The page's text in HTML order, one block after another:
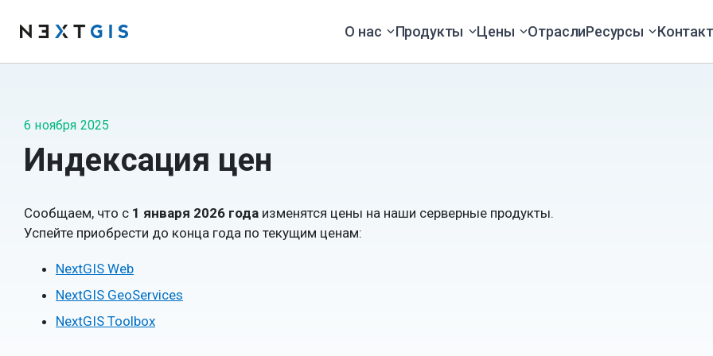
О нас Продукты Цены ОтраслиРесурсы
6 ноября 2025
Индексация цен
Сообщаем, что с 1 января 2026 года изменятся цены на наши серверные продукты.
Успейте приобрести до конца года по текущим ценам:
NextGIS Web
NextGIS GeoServices
NextGIS Toolbox